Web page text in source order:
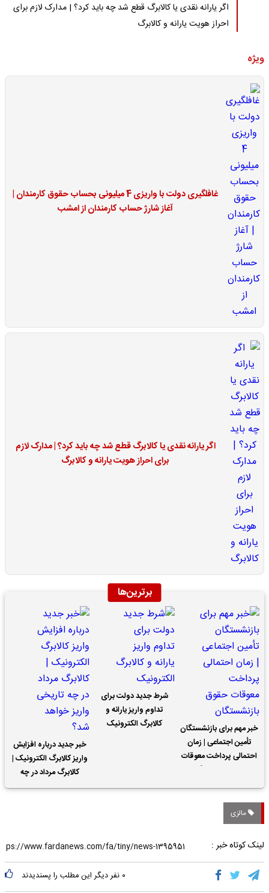
اگر یارانه نقدی یا کالابرگ قطع شد چه باید کرد؟ | مدارک لازم برای
احراز هویت یارانه و کالابرگ
ویژه
غافلگیری دولت با واریزی 4 میلیونی بحساب حقوق کارمندان |
آغاز شارژ حساب کارمندان از امشب
اگر یارانه نقدی یا کالابرگ قطع شد چه باید کرد؟ | مدارک لازم
برای احراز هویت یارانه و کالابرگ
برترین‌ها
خبر مهم برای بازنشستگان
تأمین اجتماعی | زمان
احتمالی پرداخت معوقات
شرط جدید دولت برای
تداوم واریز یارانه و
کالابرگ الکترونیک
خبر جدید درباره افزایش
واریز کالابرگ الکترونیک |
کالابرگ مرداد در چه
تاریخی واریز خواهد شد؟
مالزی
لینک کوتاه خبر :
۰ نفر دیگر این مطلب را پسندیدند